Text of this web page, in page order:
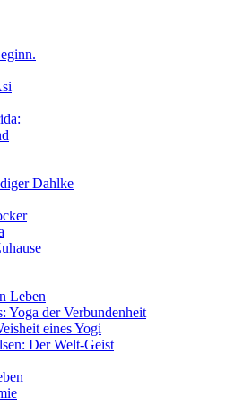
Dahlke
Leben
Yoga der Verbundenheit
eines Yogi
Der Welt-Geist